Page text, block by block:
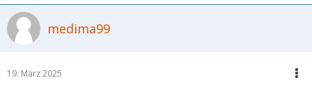
medima99
19. März 2025